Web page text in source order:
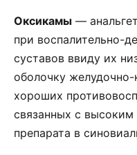
Оксикамы —
при воспалительно-
суставов ввиду их
оболочку
хороших
связанных с
препарата в